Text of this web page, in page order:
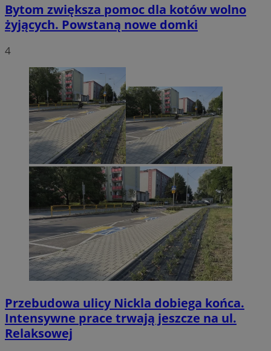
Bytom zwiększa pomoc dla kotów wolno
żyjących. Powstaną nowe domki
4
Przebudowa ulicy Nickla dobiega końca.
Intensywne prace trwają jeszcze na ul.
Relaksowej